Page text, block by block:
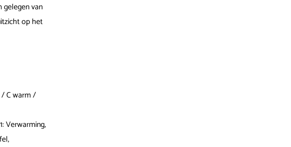
gelegen van
op het
/ C warm /
Verwarming,